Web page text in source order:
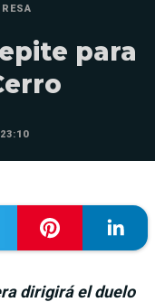
para
dirigirá el duelo